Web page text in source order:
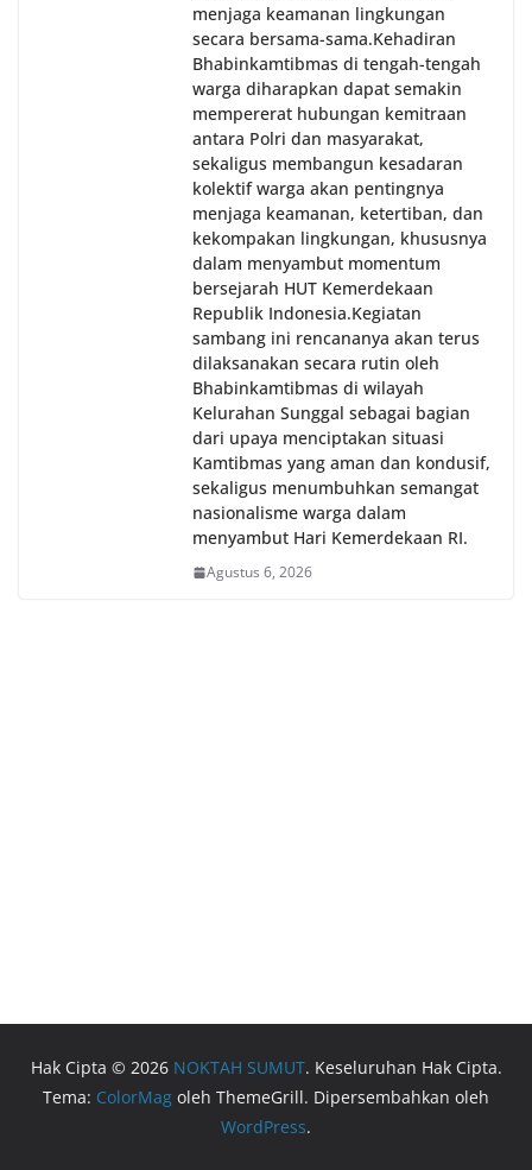
menjaga keamanan lingkungan
secara bersama-sama.‎‎Kehadiran
Bhabinkamtibmas di tengah-tengah
warga diharapkan dapat semakin
mempererat hubungan kemitraan
antara Polri dan masyarakat,
sekaligus membangun kesadaran
kolektif warga akan pentingnya
menjaga keamanan, ketertiban, dan
kekompakan lingkungan, khususnya
dalam menyambut momentum
bersejarah HUT Kemerdekaan
Republik Indonesia.‎Kegiatan
sambang ini rencananya akan terus
dilaksanakan secara rutin oleh
Bhabinkamtibmas di wilayah
Kelurahan Sunggal sebagai bagian
dari upaya menciptakan situasi
Kamtibmas yang aman dan kondusif,
sekaligus menumbuhkan semangat
nasionalisme warga dalam
menyambut Hari Kemerdekaan RI.
Agustus 6, 2026
Hak Cipta © 2026 NOKTAH SUMUT. Keseluruhan Hak Cipta.
Tema: ColorMag oleh ThemeGrill. Dipersembahkan oleh
WordPress.